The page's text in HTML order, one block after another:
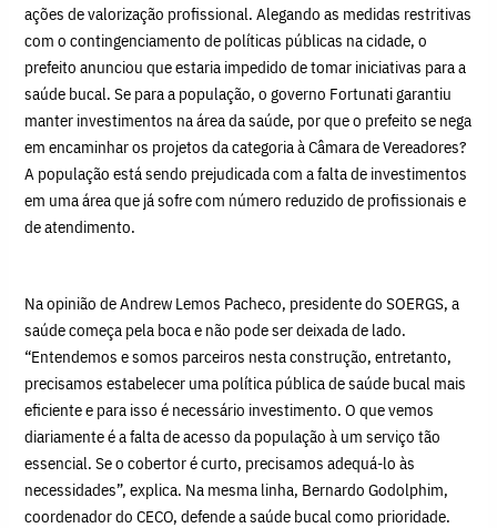
ações de valorização profissional. Alegando as medidas restritivas
com o contingenciamento de políticas públicas na cidade, o
prefeito anunciou que estaria impedido de tomar iniciativas para a
saúde bucal. Se para a população, o governo Fortunati garantiu
manter investimentos na área da saúde, por que o prefeito se nega
em encaminhar os projetos da categoria à Câmara de Vereadores?
A população está sendo prejudicada com a falta de investimentos
em uma área que já sofre com número reduzido de profissionais e
de atendimento.
Na opinião de Andrew Lemos Pacheco, presidente do SOERGS, a
saúde começa pela boca e não pode ser deixada de lado.
“Entendemos e somos parceiros nesta construção, entretanto,
precisamos estabelecer uma política pública de saúde bucal mais
eficiente e para isso é necessário investimento. O que vemos
diariamente é a falta de acesso da população à um serviço tão
essencial. Se o cobertor é curto, precisamos adequá-lo às
necessidades”, explica. Na mesma linha, Bernardo Godolphim,
coordenador do CECO, defende a saúde bucal como prioridade.